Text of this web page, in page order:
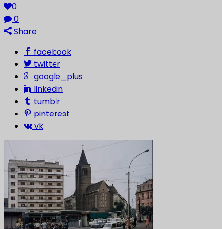
0
0
Share
facebook
twitter
google_plus
linkedin
tumblr
pinterest
vk